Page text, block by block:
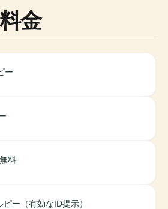
金
ー
無料
ピー（有効なID提示）